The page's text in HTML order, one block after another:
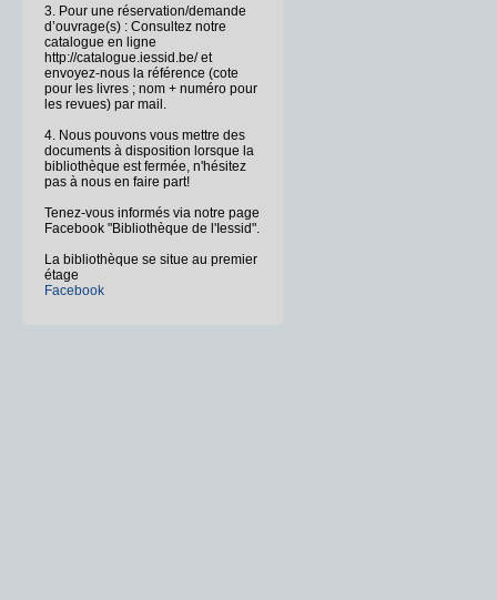
3. Pour une réservation/demande
d’ouvrage(s) : Consultez notre
catalogue en ligne
http://catalogue.iessid.be/ et
envoyez-nous la référence (cote
pour les livres ; nom + numéro pour
les revues) par mail.
4. Nous pouvons vous mettre des
documents à disposition lorsque la
bibliothèque est fermée, n'hésitez
pas à nous en faire part!
Tenez-vous informés via notre page
Facebook "Bibliothèque de l'Iessid".
La bibliothèque se situe au premier
étage
Facebook